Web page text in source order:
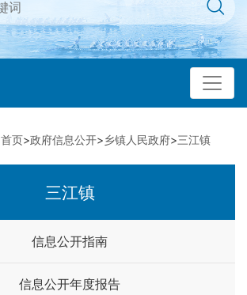
首页>政府信息公开>乡镇人民政府>三江镇
三江镇
信息公开指南
信息公开年度报告